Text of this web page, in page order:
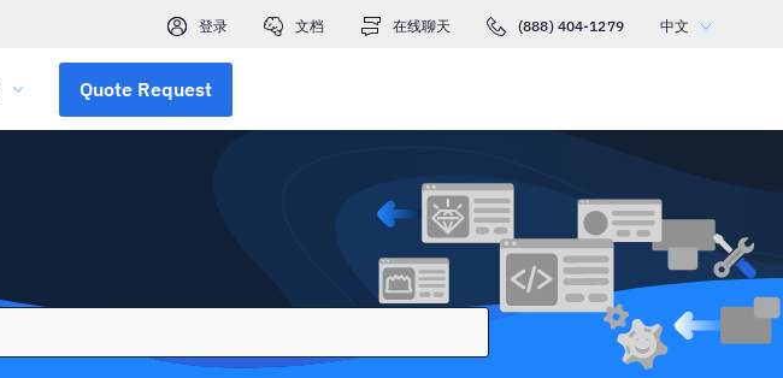
登录 文档 在线聊天 (888) 404-1279 中文
Quote Request